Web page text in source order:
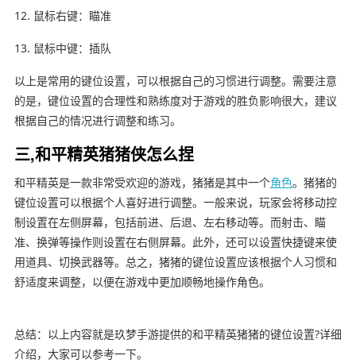
12. 鼠标右键：瞄准
13. 鼠标中键：插队
以上是常用的键位设置，可以根据自己的习惯进行调整。需要注意
的是，键位设置的合理性和熟练度对于游戏的胜负影响很大，建议
根据自己的情况进行调整和练习。
三,和平精英猪猪侠怎么捏
和平精英是一款非常受欢迎的游戏，猪猪是其中一个角色。猪猪的
键位设置可以根据个人喜好进行调整。一般来说，玩家会将移动控
制设置在左侧屏幕，包括前进、后退、左右移动等。而射击、瞄
准、换弹等操作则设置在右侧屏幕。此外，还可以设置快捷键来使
用道具、切换武器等。总之，猪猪的键位设置应该根据个人习惯和
舒适度来调整，以便在游戏中更加顺畅地操作角色。
总结：以上内容就是玖梦手游提供的和平精英猪猪的键位设置?详细
介绍，大家可以参考一下。